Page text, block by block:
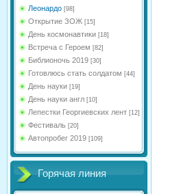
Леонардо [98]
Открытие ЗОЖ [15]
День космонавтики [18]
Встреча с Героем [82]
Библионочь 2019 [30]
Готовлюсь стать солдатом [44]
День науки [19]
День науки англ [10]
Лепестки Георгиевских лент [12]
Фестиваль [20]
Автопробег 2019 [109]
Горячая линия